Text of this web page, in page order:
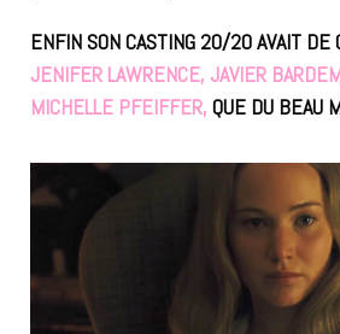
ENFIN SON CASTING 20/20 AVAIT DE
JENIFER LAWRENCE, JAVIER
MICHELLE PFEIFFER, QUE DU BEAU